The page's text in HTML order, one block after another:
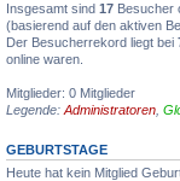
Insgesamt sind 17 Besucher
(basierend auf den aktiven
Der Besucherrekord liegt bei
online waren.
Mitglieder: 0 Mitglieder
Legende: Administratoren
GEBURTSTAGE
Heute hat kein Mitglied